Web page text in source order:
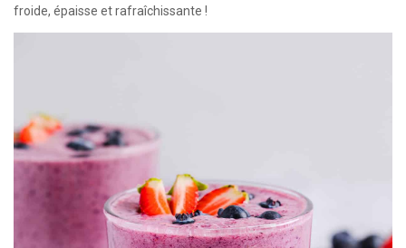
froide, épaisse et rafraîchissante !